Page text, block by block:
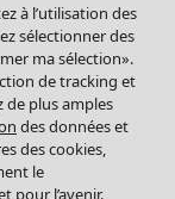
à l’utilisation des
sélectionner des
ma sélection».
de tracking et
de plus amples
des données et
des cookies,
le
pour l’avenir.